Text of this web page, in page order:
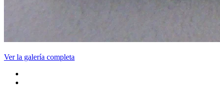
Ver la galería completa